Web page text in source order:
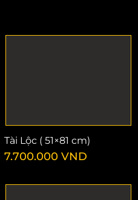
Tài Lộc ( 51×81 cm)
7.700.000 VND